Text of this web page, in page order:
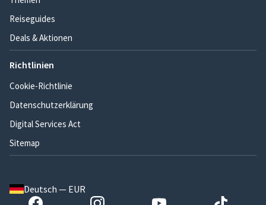
Reiseguides
Deals & Aktionen
Richtlinien
Cookie-Richtlinie
Datenschutzerklärung
Digital Services Act
Sitemap
Deutsch — EUR